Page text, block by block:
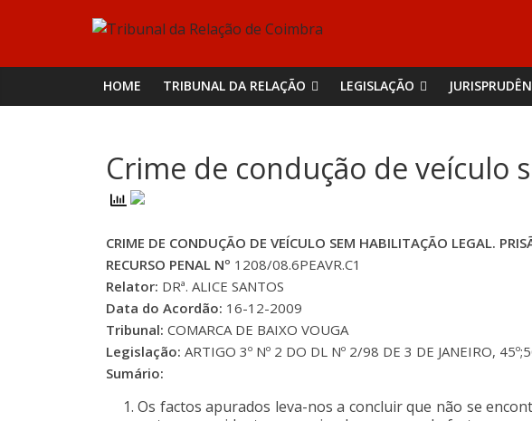
Tribunal
da
Relação
de
Coimbra
HOME TRIBUNAL DA RELAÇÃO LEGISLAÇÃO
Crime de condução de veículo
CRIME DE CONDUÇÃO DE VEÍCULO SEM HABILITAÇÃO LEGAL.
RECURSO PENAL Nº 1208/08.6PEAVR.C1
Relator: DRª. ALICE SANTOS
Data do Acordão: 16-12-2009
Tribunal: COMARCA DE BAIXO VOUGA
Legislação: ARTIGO 3º Nº 2 DO DL Nº 2/98 DE 3 DE JANEIRO,
Sumário:
Os factos apurados leva-nos a concluir que não se